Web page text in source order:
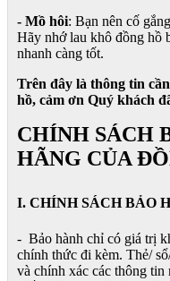
- Mồ hôi: Bạn nên cố
Hãy nhớ lau khô đồng hồ
nhanh càng tốt.
Trên đây là thông tin
hồ, cảm ơn Quý khách
CHÍNH SÁCH
HÃNG CỦA
I. CHÍNH SÁCH BẢO
- Bảo hành chỉ có giá trị
chính thức đi kèm. Thẻ/
và chính xác các thông